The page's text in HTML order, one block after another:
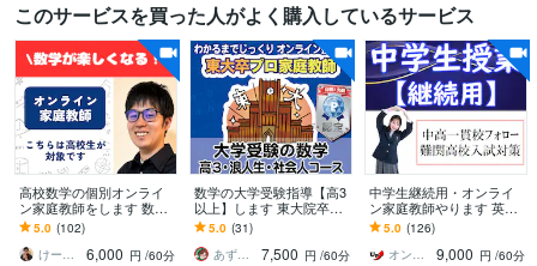
このサービスを買った人がよく購入しているサービス
高校数学の個別オンライ
ン家庭教師をします 数学
が楽しくなる体験を！
（体験授業として初回割
引中です）
5.0 (102)
けーさくの数学教室
6,000 円 /60分
数学の大学受験指導【高3
以上】します 東大院卒・
プロ講師歴20年！大学受
験数学を丁寧に指導！
5.0 (31)
あずま ひろ＠家庭教師＆動画クリエイター
7,500 円 /60分
中学生継続用・オンライ
ン家庭教師やります 英
語・数学・理科を教えま
す（残りわずか）
5.0 (126)
オンライン家庭教師のUp先生
9,000 円 /60分